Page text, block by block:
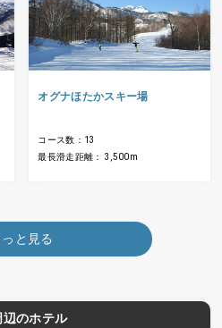
オグナほたかスキー場
コース数：13
最長滑走距離： 3,500m
っと見る
のホテル